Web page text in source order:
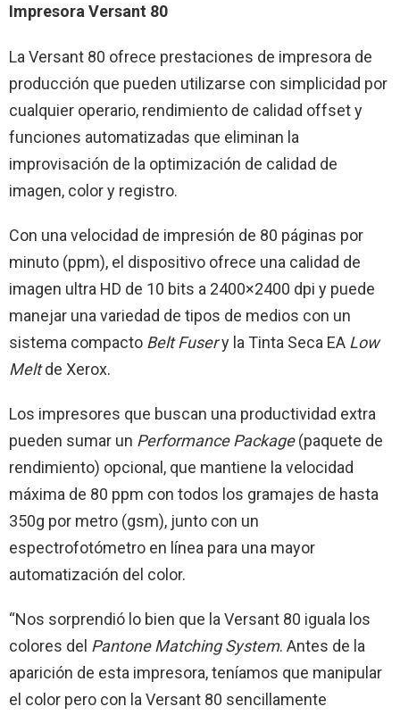
Impresora Versant 80
La Versant 80 ofrece prestaciones de impresora de
producción que pueden utilizarse con simplicidad por
cualquier operario, rendimiento de calidad offset y
funciones automatizadas que eliminan la
improvisación de la optimización de calidad de
imagen, color y registro.
Con una velocidad de impresión de 80 páginas por
minuto (ppm), el dispositivo ofrece una calidad de
imagen ultra HD de 10 bits a 2400×2400 dpi y puede
manejar una variedad de tipos de medios con un
sistema compacto Belt Fusery la Tinta Seca EA Low
Meltde Xerox.
Los impresores que buscan una productividad extra
pueden sumar un Performance Package(paquete de
rendimiento) opcional, que mantiene la velocidad
máxima de 80 ppm con todos los gramajes de hasta
350g por metro (gsm), junto con un
espectrofotómetro en línea para una mayor
automatización del color.
“Nos sorprendió lo bien que la Versant 80 iguala los
colores del Pantone Matching System. Antes de la
aparición de esta impresora, teníamos que manipular
el color pero con la Versant 80 sencillamente